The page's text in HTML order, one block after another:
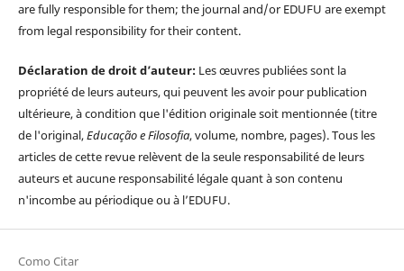
are fully responsible for them; the journal and/or EDUFU are exempt
from legal responsibility for their content.
Déclaration de droit d’auteur: Les œuvres publiées sont la
propriété de leurs auteurs, qui peuvent les avoir pour publication
ultérieure, à condition que l'édition originale soit mentionnée (titre
de l'original,Educação e Filosofia, volume, nombre, pages). Tous les
articles de cette revue relèvent de la seule responsabilité de leurs
auteurs et aucune responsabilité légale quant à son contenu
n'incombe au périodique ou à l’EDUFU.
Como Citar